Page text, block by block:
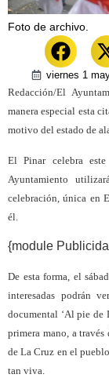
Foto de archivo.
viernes 1
Redacción/El
manera especial esta
motivo del estado de
El Pinar celebra
Ayuntamiento
celebración, única en
él.
{module
De esta forma, el
interesadas podrán
documental ‘Al pie de
primera mano, a través
de La Cruz en el
tan viva.